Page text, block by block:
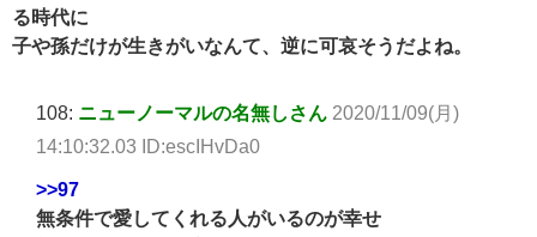
る時代に
子や孫だけが生きがいなんて、逆に可哀そうだよね。
108: ニューノーマルの名無しさん 2020/11/09(月)
14:10:32.03 ID:escIHvDa0
>>97
無条件で愛してくれる人がいるのが幸せ